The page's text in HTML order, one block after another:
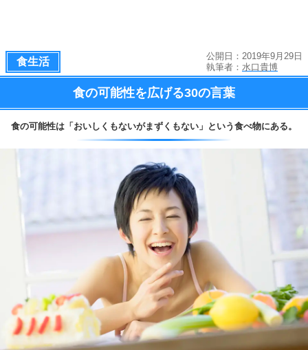
食生活
公開日：2019年9月29日
執筆者： 水口貴博
食の可能性を広げる30の言葉
食の可能性は 「おいしくもないがまずくもない」という食べ物にある。